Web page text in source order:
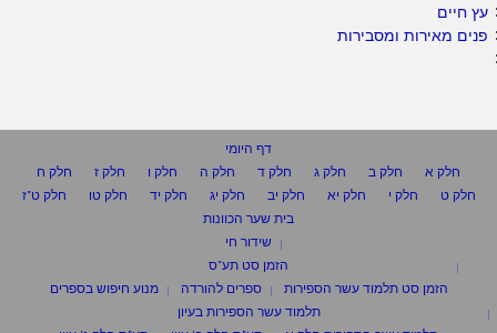
עץ חיים
פנים מאירות ומסבירות
דף היומי
חלק א
חלק ב חלק ג חלק ד חלק ה חלק ו חלק ז
חלק ח
חלק ט
חלק י חלק יא חלק יב חלק יג חלק יד חלק טו
חלק ט"ז
בית שער הכוונות
שידור חי
הזמן סט תע"ס
הזמן סט תלמוד עשר הספירות
ספרים להורדה
מנוע חיפוש בספרים
תלמוד עשר הספירות בעיון